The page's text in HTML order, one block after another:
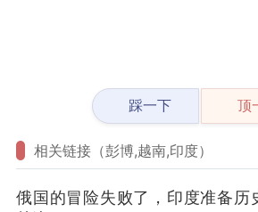
踩一下 顶
相关链接（彭博,越南,印度）
俄国的冒险失败了，印度准备历